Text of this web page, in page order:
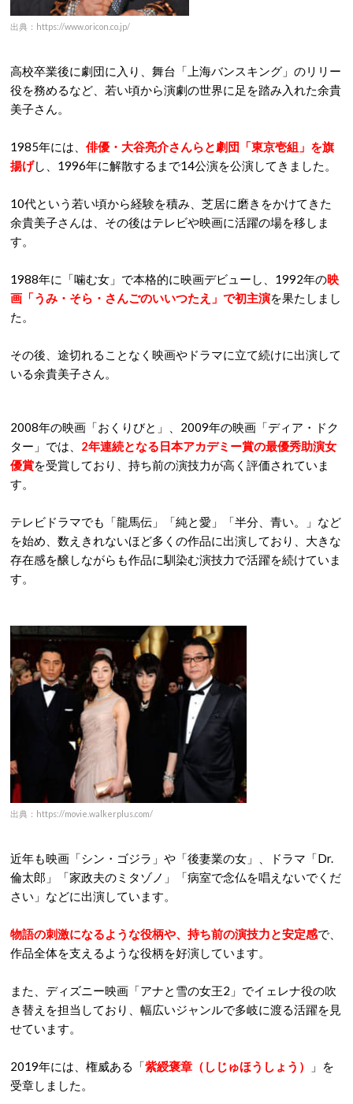
出典：https://www.oricon.co.jp/
高校卒業後に劇団に入り、舞台「上海バンスキング」のリリー
役を務めるなど、若い頃から演劇の世界に足を踏み入れた余貴
美子さん。
1985年には、 俳優・大谷亮介さんらと劇団「東京壱組」を旗
揚げし、1996年に解散するまで14公演を公演してきました。
10代という若い頃から経験を積み、芝居に磨きをかけてきた
余貴美子さんは、その後はテレビや映画に活躍の場を移しま
す。
1988年に「噛む女」で本格的に映画デビューし、1992年の映
画「うみ・そら・さんごのいいつたえ」で初主演を果たしまし
た。
その後、途切れることなく映画やドラマに立て続けに出演して
いる余貴美子さん。
2008年の映画「おくりびと」、2009年の映画「ディア・ドク
ター」では、 2年連続となる日本アカデミー賞の最優秀助演女
優賞を受賞しており、持ち前の演技力が高く評価されていま
す。
テレビドラマでも「龍馬伝」「純と愛」「半分、青い。」など
を始め、数えきれないほど多くの作品に出演しており、大きな
存在感を醸しながらも作品に馴染む演技力で活躍を続けていま
す。
出典：https://movie.walkerplus.com/
近年も映画「シン・ゴジラ」や「後妻業の女」、ドラマ「Dr.
倫太郎」「家政夫のミタゾノ」「病室で念仏を唱えないでくだ
さい」などに出演しています。
物語の刺激になるような役柄や、持ち前の演技力と安定感で、
作品全体を支えるような役柄を好演しています。
また、ディズニー映画「アナと雪の女王2」でイェレナ役の吹
き替えを担当しており、幅広いジャンルで多岐に渡る活躍を見
せています。
2019年には、権威ある「紫綬褒章（しじゅほうしょう）
」を
受章しました。